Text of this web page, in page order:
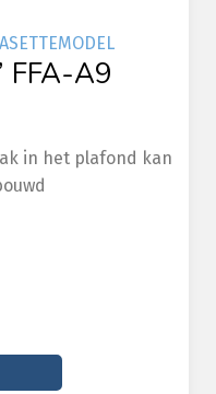
FFA-A9
in het plafond kan